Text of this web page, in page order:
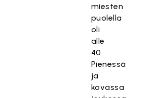
miesten
puolella
oli
alle
40.
Pienessä
ja
kovassa